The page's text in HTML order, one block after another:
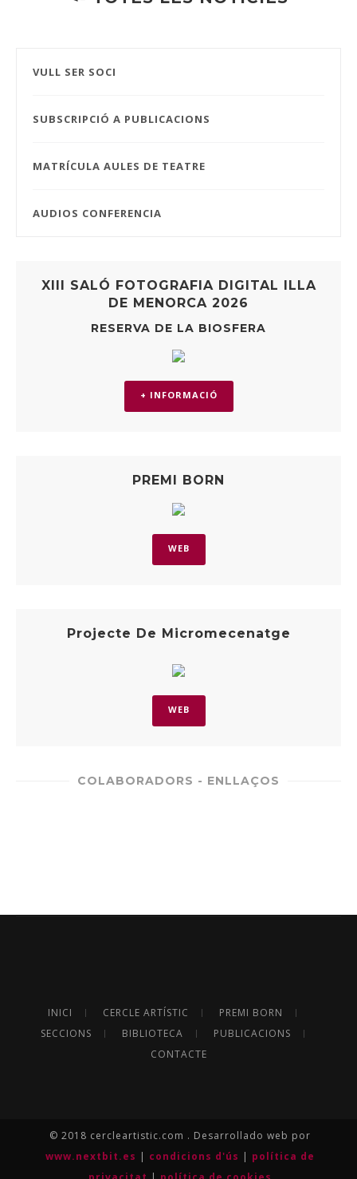
VULL SER SOCI
SUBSCRIPCIÓ A PUBLICACIONS
MATRÍCULA AULES DE TEATRE
AUDIOS CONFERENCIA
XIII SALÓ FOTOGRAFIA DIGITAL ILLA
DE MENORCA 2026
RESERVA DE LA BIOSFERA
+ INFORMACIÓ
PREMI BORN
WEB
Projecte De Micromecenatge
WEB
COLABORADORS - ENLLAÇOS
INICI CERCLE ARTÍSTIC
PREMI BORN
SECCIONS
BIBLIOTECA
PUBLICACIONS
CONTACTE
© 2018 cercleartistic.com . Desarrollado web por
www.nextbit.es | condicions d'ús | política de